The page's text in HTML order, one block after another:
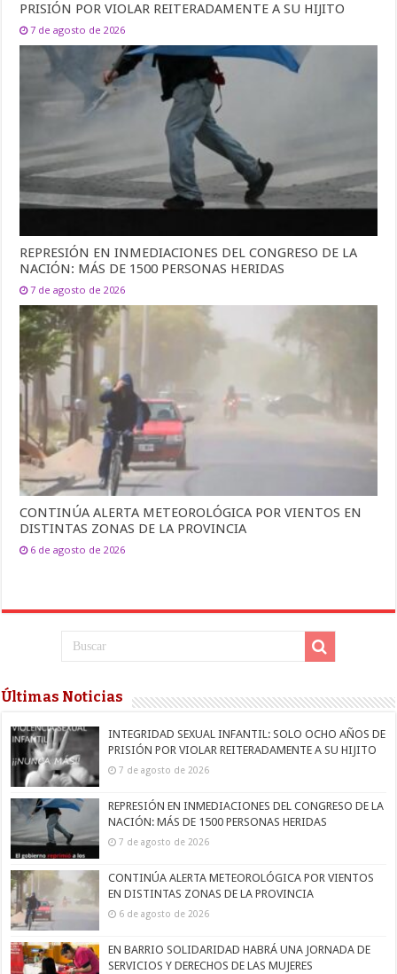
PRISIÓN POR VIOLAR REITERADAMENTE A SU HIJITO
7 de agosto de 2026
REPRESIÓN EN INMEDIACIONES DEL CONGRESO DE LA
NACIÓN: MÁS DE 1500 PERSONAS HERIDAS
7 de agosto de 2026
CONTINÚA ALERTA METEOROLÓGICA POR VIENTOS EN
DISTINTAS ZONAS DE LA PROVINCIA
6 de agosto de 2026
Últimas Noticias
INTEGRIDAD SEXUAL INFANTIL: SOLO OCHO AÑOS DE
PRISIÓN POR VIOLAR REITERADAMENTE A SU HIJITO
7 de agosto de 2026
REPRESIÓN EN INMEDIACIONES DEL CONGRESO DE LA
NACIÓN: MÁS DE 1500 PERSONAS HERIDAS
7 de agosto de 2026
CONTINÚA ALERTA METEOROLÓGICA POR VIENTOS
EN DISTINTAS ZONAS DE LA PROVINCIA
6 de agosto de 2026
EN BARRIO SOLIDARIDAD HABRÁ UNA JORNADA DE
SERVICIOS Y DERECHOS DE LAS MUJERES